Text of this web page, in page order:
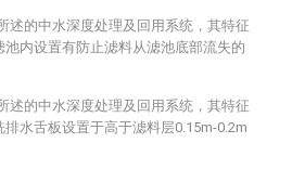
述的中水深度处理及回用系统，其特征
池内设置有防止滤料从滤池底部流失的
述的中水深度处理及回用系统，其特征
水舌板设置于高于滤料层0.15m-0.2m